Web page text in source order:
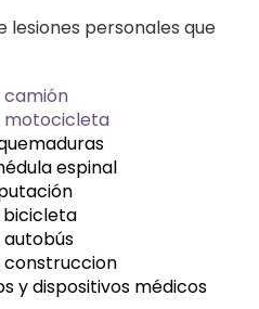
lesiones personales que
motocicleta
espinal
y dispositivos médicos